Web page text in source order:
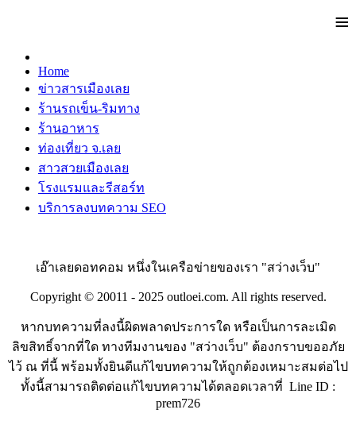
≡
Home
ข่าวสารเมืองเลย
ร้านรถเข็น-ริมทาง
ร้านอาหาร
ท่องเที่ยว จ.เลย
สาวสวยเมืองเลย
โรงแรมและรีสอร์ท
บริการลงบทความ SEO
เอ๊าเลยดอทคอม หนึ่งในเครือข่ายของเรา "สว่างเว็บ"
Copyright © 20011 - 2025 outloei.com. All rights reserved.
หากบทความที่ลงนี้ผิดพลาดประการใด หรือเป็นการละเมิด
ลิขสิทธิ์จากที่ใด ทางทีมงานของ "สว่างเว็บ" ต้องกราบขออภัย
ไว้ ณ ที่นี้ พร้อมทั้งยินดีแก้ไขบทความให้ถูกต้องเหมาะสมต่อไป
ทั้งนี้สามารถติดต่อแก้ไขบทความได้ตลอดเวลาที่ Line ID :
prem726